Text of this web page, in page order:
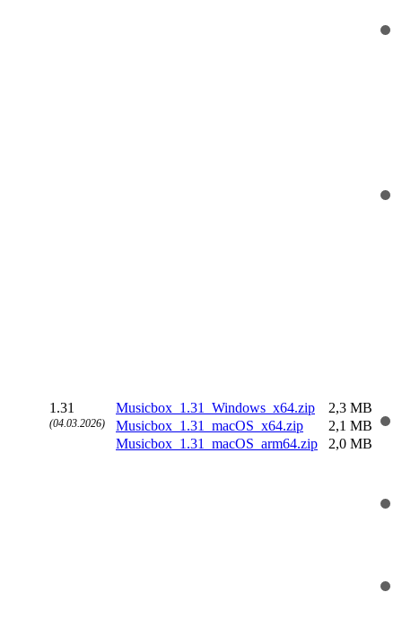
1.31
(04.03.2026)
Musicbox_1.31_Windows_x64.zip
Musicbox_1.31_macOS_x64.zip
Musicbox_1.31_macOS_arm64.zip
2,3 MB
2,1 MB
2,0 MB